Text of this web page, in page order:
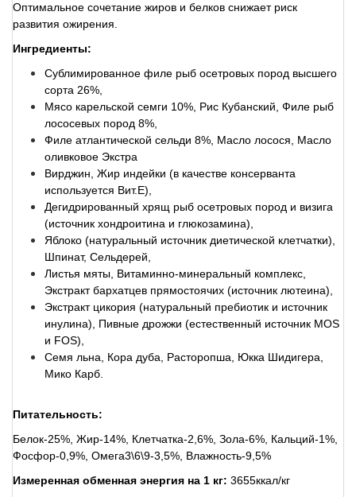
Оптимальное сочетание жиров и белков снижает риск
развития ожирения.
Ингредиенты:
Сублимированное филе рыб осетровых пород высшего
сорта 26%,
Мясо карельской семги 10%, Рис Кубанский, Филе рыб
лососевых пород 8%,
Филе атлантической сельди 8%, Масло лосося, Масло
оливковое Экстра
Вирджин, Жир индейки (в качестве консерванта
используется Вит.E),
Дегидрированный хрящ рыб осетровых пород и визига
(источник хондроитина и глюкозамина),
Яблоко (натуральный источник диетической клетчатки),
Шпинат, Сельдерей,
Листья мяты, Витаминно-минеральный комплекс,
Экстракт бархатцев прямостоячих (источник лютеина),
Экстракт цикория (натуральный пребиотик и источник
инулина), Пивные дрожжи (естественный источник MOS
и FOS),
Семя льна, Кора дуба, Расторопша, Юкка Шидигера,
Мико Карб.
Питательность:
Белок-25%, Жир-14%, Клетчатка-2,6%, Зола-6%, Кальций-1%,
Фосфор-0,9%, Омега3\6\9-3,5%, Влажность-9,5%
Измеренная обменная энергия на 1 кг: 3655ккал/кг